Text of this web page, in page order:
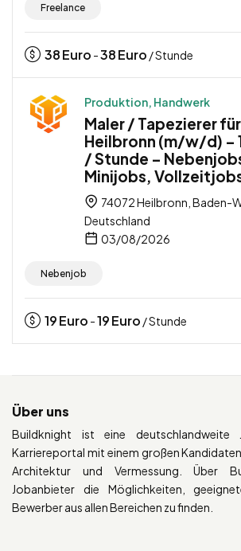
Freelance
38Euro -38Euro / Stunde
Produktion, Handwerk
Maler / Tapezierer für
Heilbronn (m/w/d) –
/ Stunde –
Minijobs,
74072 Heilbronn, Baden-
Deutschland
03/08/2026
Nebenjob
19Euro -19Euro / Stunde
Über uns
Buildknight ist eine deutschlandweite
Karriereportal mit einem großen
Architektur und Vermessung. Über
Jobanbieter die Möglichkeiten,
Bewerber aus allen Bereichen zu finden.